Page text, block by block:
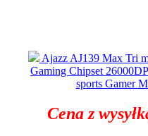
Ajazz AJ139 Max Tri
Gaming Chipset
sports Gamer
Cena z